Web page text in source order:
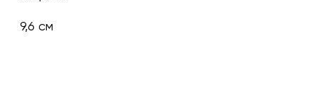
9,6 см